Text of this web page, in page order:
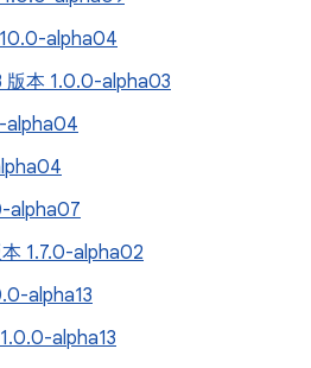
alpha04
本 1.0.0-alpha03
alpha04
alpha07
1.7.0-alpha02
alpha13
alpha13